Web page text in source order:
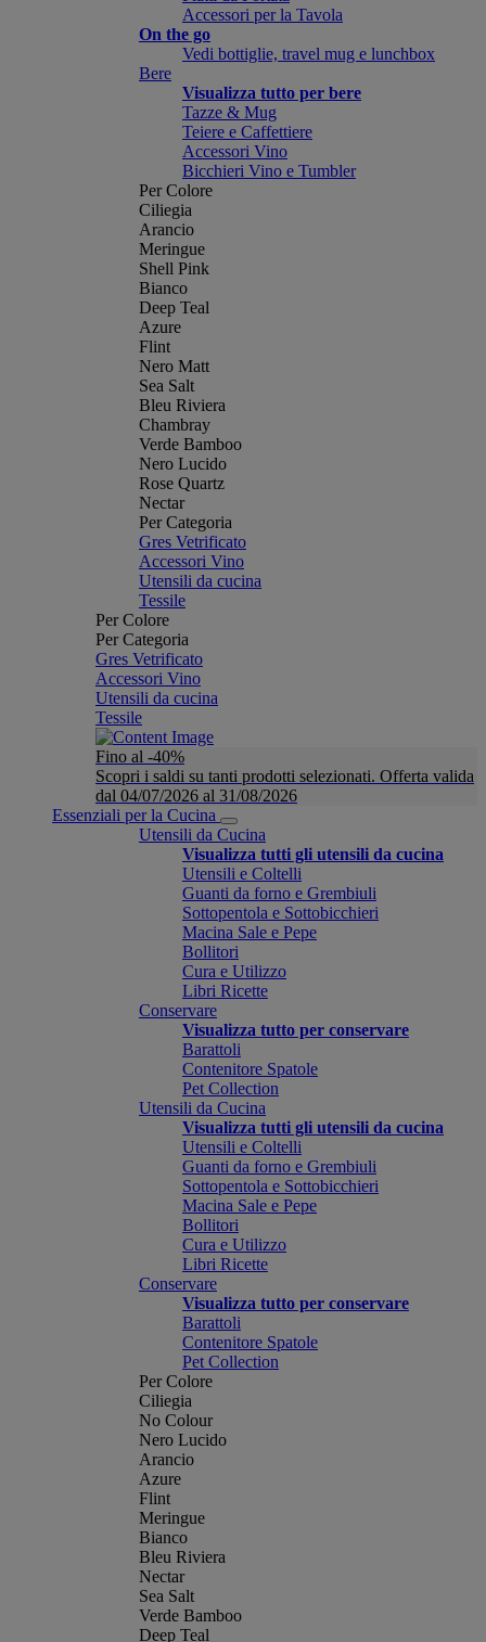
Accessori per la Tavola
On the go
Vedi bottiglie, travel mug e lunchbox
Bere
Visualizza tutto per bere
Tazze & Mug
Teiere e Caffettiere
Accessori Vino
Bicchieri Vino e Tumbler
Per Colore
Ciliegia
Arancio
Meringue
Shell Pink
Bianco
Deep Teal
Azure
Flint
Nero Matt
Sea Salt
Bleu Riviera
Chambray
Verde Bamboo
Nero Lucido
Rose Quartz
Nectar
Per Categoria
Gres Vetrificato
Accessori Vino
Utensili da cucina
Tessile
Per Colore
Per Categoria
Gres Vetrificato
Accessori Vino
Utensili da cucina
Tessile
Fino al -40%
Scopri i saldi su tanti prodotti selezionati. Offerta valida
dal 04/07/2026 al 31/08/2026
Essenziali per la Cucina
Utensili da Cucina
Visualizza tutti gli utensili da cucina
Utensili e Coltelli
Guanti da forno e Grembiuli
Sottopentola e Sottobicchieri
Macina Sale e Pepe
Bollitori
Cura e Utilizzo
Libri Ricette
Conservare
Visualizza tutto per conservare
Barattoli
Contenitore Spatole
Pet Collection
Utensili da Cucina
Visualizza tutti gli utensili da cucina
Utensili e Coltelli
Guanti da forno e Grembiuli
Sottopentola e Sottobicchieri
Macina Sale e Pepe
Bollitori
Cura e Utilizzo
Libri Ricette
Conservare
Visualizza tutto per conservare
Barattoli
Contenitore Spatole
Pet Collection
Per Colore
Ciliegia
No Colour
Nero Lucido
Arancio
Azure
Flint
Meringue
Bianco
Bleu Riviera
Nectar
Sea Salt
Verde Bamboo
Deep Teal